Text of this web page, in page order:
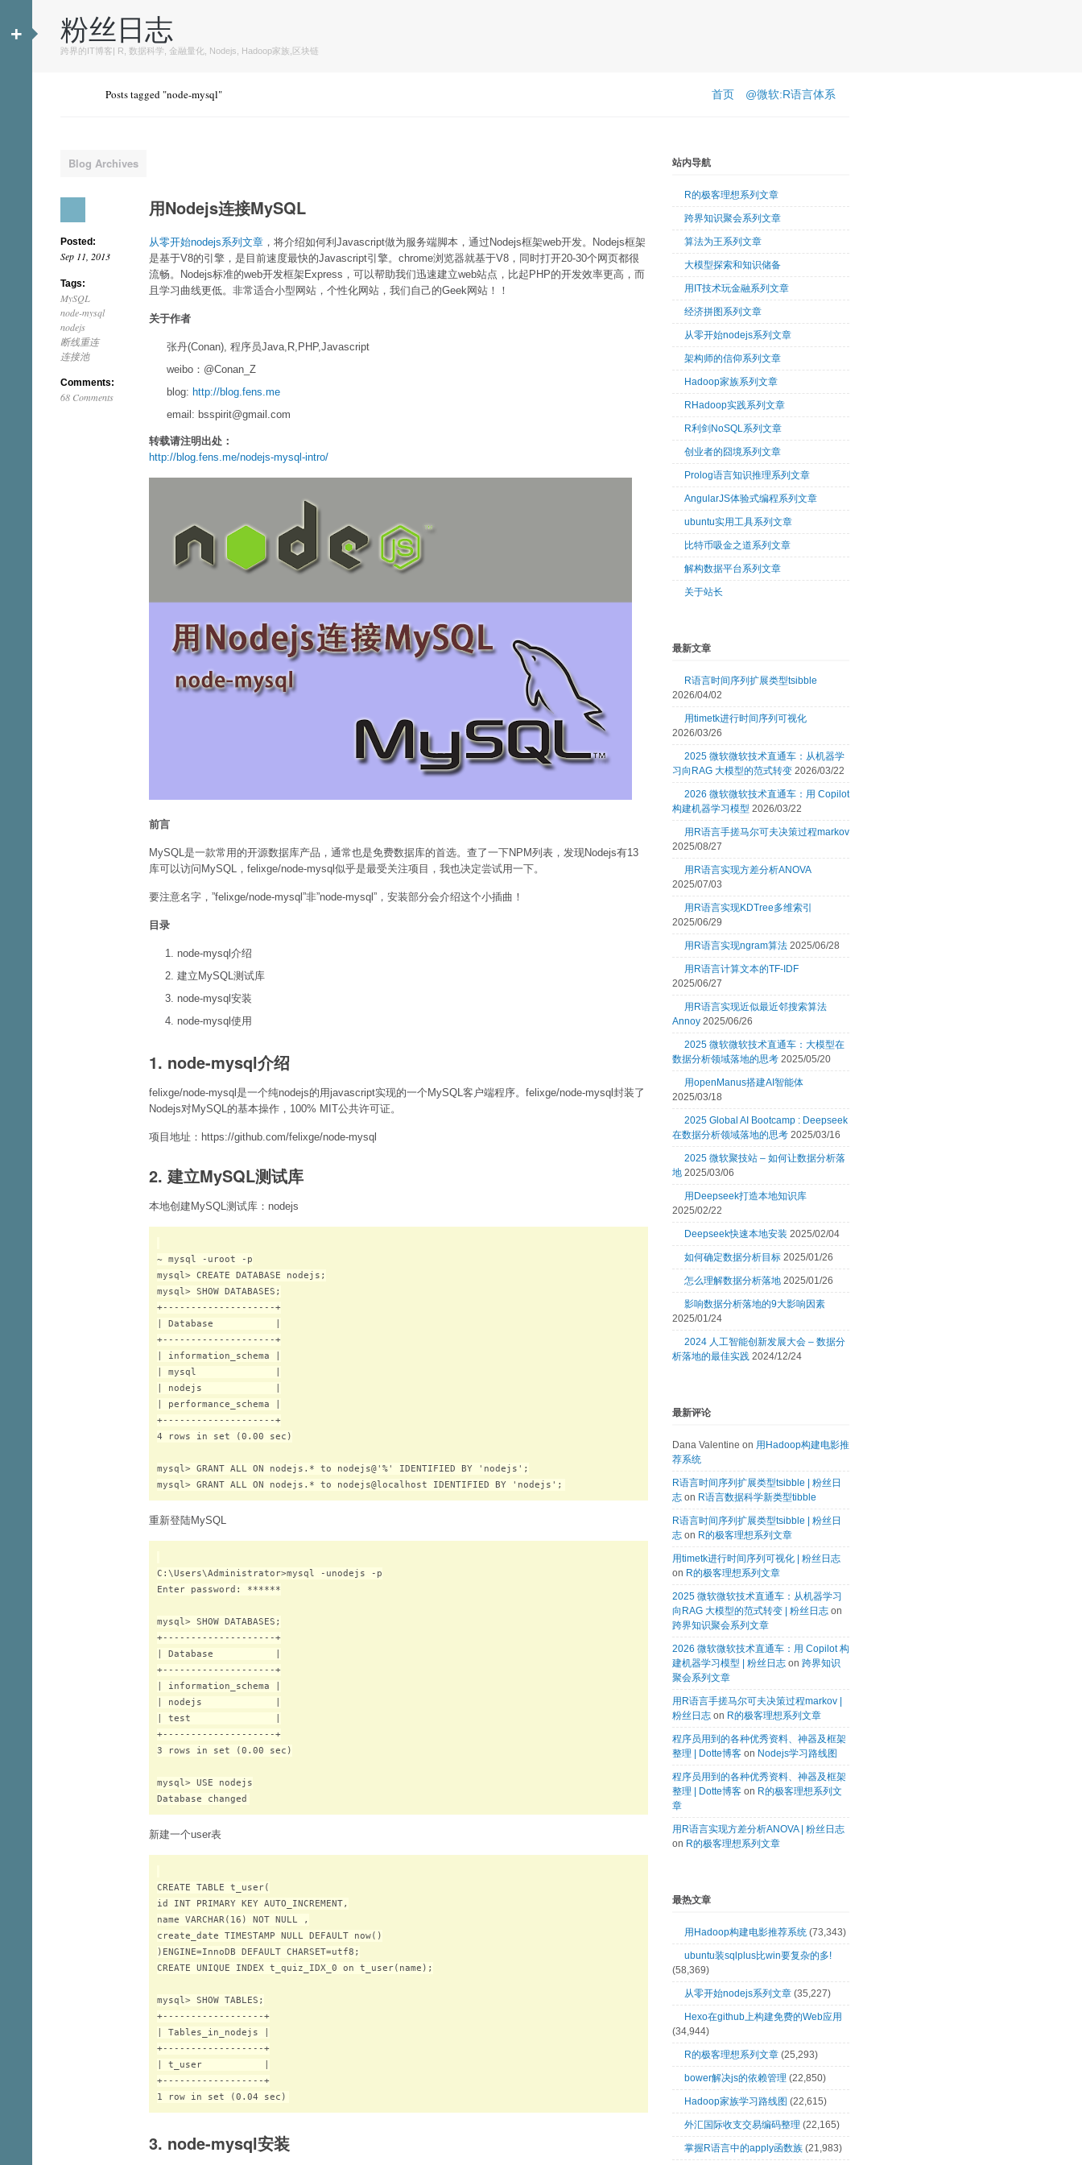
+ 粉丝日志
跨界的IT博客| R, 数据科学, 金融量化, Nodejs, Hadoop家族,区块链
Posts tagged "node-mysql" 首页 @微软:R语言体系
Blog Archives
Posted:
Sep 11, 2013
Tags:
MySQL
node-mysql
nodejs
断线重连
连接池
Comments:
68 Comments
用Nodejs连接MySQL
从零开始nodejs系列文章 ，将介绍如何利Javascript做为服务端脚本，通过Nodejs框架web开发。Nodejs框架
是基于V8的引擎，是目前速度最快的Javascript引擎。chrome浏览器就基于V8，同时打开20-30个网页都很
流畅。Nodejs标准的web开发框架Express，可以帮助我们迅速建立web站点，比起PHP的开发效率更高，而
且学习曲线更低。非常适合小型网站，个性化网站，我们自己的Geek网站！！
关于作者
张丹(Conan), 程序员Java,R,PHP,Javascript
weibo：@Conan_Z
blog: http://blog.fens.me
email: bsspirit@gmail.com
转载请注明出处：
http://blog.fens.me/nodejs-mysql-intro/
前言
MySQL是一款常用的开源数据库产品，通常也是免费数据库的首选。查了一下NPM列表，发现Nodejs有13
库可以访问MySQL，felixge/node-mysql似乎是最受关注项目，我也决定尝试用一下。
要注意名字，”felixge/node-mysql”非”node-mysql”，安装部分会介绍这个小插曲！
目录
node-mysql介绍
建立MySQL测试库
node-mysql安装
node-mysql使用
1. node-mysql介绍
felixge/node-mysql是一个纯nodejs的用javascript实现的一个MySQL客户端程序。felixge/node-mysql封装了
Nodejs对MySQL的基本操作，100% MIT公共许可证。
项目地址：https://github.com/felixge/node-mysql
2. 建立MySQL测试库
本地创建MySQL测试库：nodejs
~ mysql -uroot -p
mysql> CREATE DATABASE nodejs;
mysql> SHOW DATABASES;
+--------------------+
| Database           |
+--------------------+
| information_schema |
| mysql              |
| nodejs             |
| performance_schema |
+--------------------+
4 rows in set (0.00 sec)
mysql> GRANT ALL ON nodejs.* to nodejs@'%' IDENTIFIED BY 'nodejs';
重新登陆MySQL
C:\Users\Administrator>mysql -unodejs -p
Enter password: ******
mysql> SHOW DATABASES;
+--------------------+
| Database           |
+--------------------+
| information_schema |
| nodejs             |
| test               |
+--------------------+
3 rows in set (0.00 sec)
mysql> USE nodejs
新建一个user表
CREATE TABLE t_user(
id INT PRIMARY KEY AUTO_INCREMENT,
name VARCHAR(16) NOT NULL ,
create_date TIMESTAMP NULL DEFAULT now()
)ENGINE=InnoDB DEFAULT CHARSET=utf8;
CREATE UNIQUE INDEX t_quiz_IDX_0 on t_user(name);
mysql> SHOW TABLES;
+------------------+
| Tables_in_nodejs |
+------------------+
| t_user           |
+------------------+
3. node-mysql安装
站内导航
R的极客理想系列文章
跨界知识聚会系列文章
算法为王系列文章
大模型探索和知识储备
用IT技术玩金融系列文章
经济拼图系列文章
从零开始nodejs系列文章
架构师的信仰系列文章
Hadoop家族系列文章
RHadoop实践系列文章
R利剑NoSQL系列文章
创业者的囧境系列文章
Prolog语言知识推理系列文章
AngularJS体验式编程系列文章
ubuntu实用工具系列文章
比特币吸金之道系列文章
解构数据平台系列文章
关于站长
最新文章
R语言时间序列扩展类型tsibble
2026/04/02
用timetk进行时间序列可视化
2026/03/26
2025 微软微软技术直通车：从机器学
习向RAG 大模型的范式转变 2026/03/22
2026 微软微软技术直通车：用 Copilot
构建机器学习模型 2026/03/22
用R语言手搓马尔可夫决策过程markov
2025/08/27
用R语言实现方差分析ANOVA
2025/07/03
用R语言实现KDTree多维索引
2025/06/29
用R语言实现ngram算法 2025/06/28
用R语言计算文本的TF-IDF
2025/06/27
用R语言实现近似最近邻搜索算法
Annoy 2025/06/26
2025 微软微软技术直通车：大模型在
数据分析领域落地的思考 2025/05/20
用openManus搭建AI智能体
2025/03/18
2025 Global AI Bootcamp : Deepseek
在数据分析领域落地的思考 2025/03/16
2025 微软聚技站 – 如何让数据分析落
地 2025/03/06
用Deepseek打造本地知识库
2025/02/22
Deepseek快速本地安装 2025/02/04
如何确定数据分析目标 2025/01/26
怎么理解数据分析落地 2025/01/26
影响数据分析落地的9大影响因素
2025/01/24
2024 人工智能创新发展大会 – 数据分
析落地的最佳实践 2024/12/24
最新评论
Dana Valentine on 用Hadoop构建电影推
荐系统
R语言时间序列扩展类型tsibble | 粉丝日
志 on R语言数据科学新类型tibble
R语言时间序列扩展类型tsibble | 粉丝日
志 on R的极客理想系列文章
用timetk进行时间序列可视化 | 粉丝日志
on R的极客理想系列文章
2025 微软微软技术直通车：从机器学习
向RAG 大模型的范式转变 | 粉丝日志 on
跨界知识聚会系列文章
2026 微软微软技术直通车：用 Copilot 构
建机器学习模型 | 粉丝日志 on 跨界知识
聚会系列文章
用R语言手搓马尔可夫决策过程markov |
粉丝日志 on R的极客理想系列文章
程序员用到的各种优秀资料、神器及框架
整理 | Dotte博客 on Nodejs学习路线图
程序员用到的各种优秀资料、神器及框架
整理 | Dotte博客 on R的极客理想系列文
章
用R语言实现方差分析ANOVA | 粉丝日志
on R的极客理想系列文章
最热文章
用Hadoop构建电影推荐系统 (73,343)
ubuntu装sqlplus比win要复杂的多!
(58,369)
从零开始nodejs系列文章 (35,227)
Hexo在github上构建免费的Web应用
(34,944)
R的极客理想系列文章 (25,293)
bower解决js的依赖管理 (22,850)
Hadoop家族学习路线图 (22,615)
外汇国际收支交易编码整理 (22,165)
掌握R语言中的apply函数族 (21,983)